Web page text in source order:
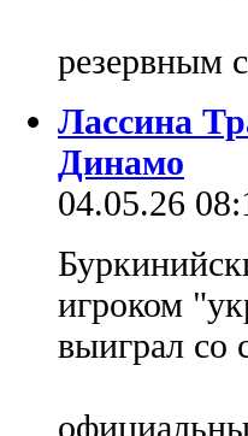
резервным
Лассина
Динамо
04.05.26
игроком
выиграл со